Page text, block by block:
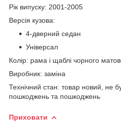
Рік випуску: 2001-2005
Версія кузова:
4-дверний седан
Універсал
Колір: рама і щаблі чорного
Виробник: заміна
Технічний стан: товар новий, не
пошкоджень та пошкоджень
Приховати